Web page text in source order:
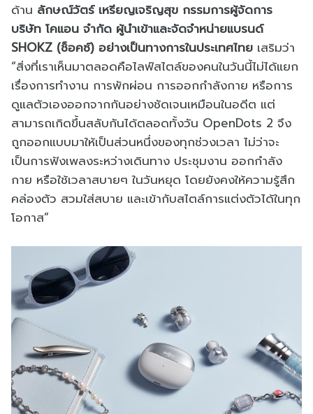
ด้าน ลักษณ์วัตร์ เหรียญเจริญสุข กรรมการผู้จัดการ
บริษัท โคแอน จำกัด ผู้นำเข้าและจัดจำหน่ายแบรนด์
SHOKZ (ช็อคซ์) อย่างเป็นทางการในประเทศไทย เสริมว่า
“สิ่งที่เราเห็นมาตลอดคือไลฟ์สไตล์ของคนในวันนี้ไม่ได้แยก
เรื่องการทำงาน การพักผ่อน การออกกำลังกาย หรือการ
ดูแลตัวเองออกจากกันอย่างชัดเจนเหมือนในอดีต แต่
สามารถเกิดขึ้นสลับกันได้ตลอดทั้งวัน OpenDots 2 จึง
ถูกออกแบบมาให้เป็นส่วนหนึ่งของทุกช่วงเวลา ไม่ว่าจะ
เป็นการฟังเพลงระหว่างเดินทาง ประชุมงาน ออกกำลัง
กาย หรือใช้เวลาสบายๆ ในวันหยุด โดยยังคงให้ความรู้สึก
คล่องตัว สวมใส่สบาย และเข้ากับสไตล์การแต่งตัวได้ในทุก
โอกาส”